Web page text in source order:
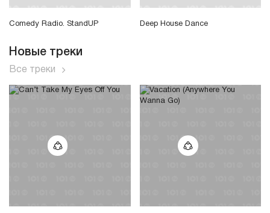
Comedy Radio. StandUP Deep House Dance
Новые треки
Все треки